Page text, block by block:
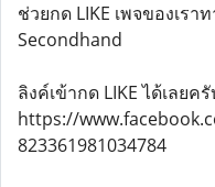
ช่วยกด LIKE เพจของเรา
Secondhand
ลิงค์เข้ากด LIKE ได้เลยครั
https://
823361981034784